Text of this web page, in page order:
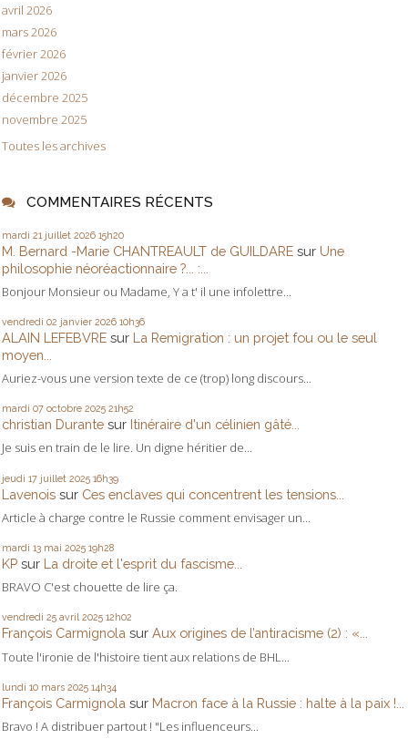
avril 2026
mars 2026
février 2026
janvier 2026
décembre 2025
novembre 2025
Toutes les archives
COMMENTAIRES RÉCENTS
mardi 21 juillet 2026 15h20
M. Bernard -Marie CHANTREAULT de GUILDARE sur Une
philosophie néoréactionnaire ?... :...
Bonjour Monsieur ou Madame, Y a t' il une infolettre...
vendredi 02 janvier 2026 10h36
ALAIN LEFEBVRE sur La Remigration : un projet fou ou le seul
moyen...
Auriez-vous une version texte de ce (trop) long discours...
mardi 07 octobre 2025 21h52
christian Durante sur Itinéraire d'un célinien gâté...
Je suis en train de le lire. Un digne héritier de...
jeudi 17 juillet 2025 16h39
Lavenois sur Ces enclaves qui concentrent les tensions...
Article à charge contre le Russie comment envisager un...
mardi 13 mai 2025 19h28
KP sur La droite et l'esprit du fascisme...
BRAVO C'est chouette de lire ça.
vendredi 25 avril 2025 12h02
François Carmignola sur Aux origines de l’antiracisme (2) : «...
Toute l'ironie de l'histoire tient aux relations de BHL...
lundi 10 mars 2025 14h34
François Carmignola sur Macron face à la Russie : halte à la paix !...
Bravo ! A distribuer partout ! "Les influenceurs...